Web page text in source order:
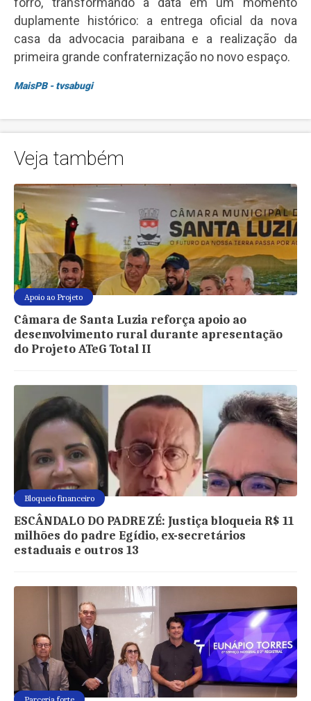
duplamente histórico: a entrega oficial da nova
casa da advocacia paraibana e a realização da
primeira grande confraternização no novo espaço.
MaisPB - tvsabugi
Veja também
Apoio ao Projeto
Câmara de Santa Luzia reforça apoio ao
desenvolvimento rural durante apresentação
do Projeto ATeG Total II
Bloqueio financeiro
ESCÂNDALO DO PADRE ZÉ: Justiça bloqueia R$ 11
milhões do padre Egídio, ex-secretários
estaduais e outros 13